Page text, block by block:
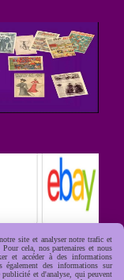
site et analyser notre trafic et
cela, nos partenaires et nous
et accéder à des informations
également des informations sur
et d'analyse, qui peuvent